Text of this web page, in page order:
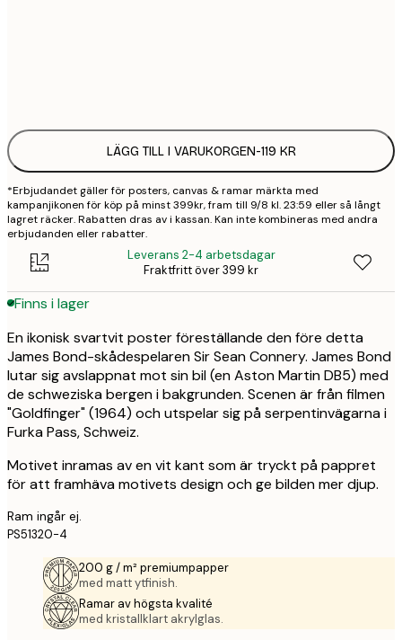
LÄGG TILL I VARUKORGEN-119 KR
*Erbjudandet gäller för posters, canvas & ramar märkta med
kampanjikonen för köp på minst 399kr, fram till 9/8 kl. 23:59 eller så långt
lagret räcker. Rabatten dras av i kassan. Kan inte kombineras med andra
erbjudanden eller rabatter.
Leverans 2-4 arbetsdagar
Fraktfritt över 399 kr
Finns i lager
En ikonisk svartvit poster föreställande den före detta
James Bond-skådespelaren Sir Sean Connery. James Bond
lutar sig avslappnat mot sin bil (en Aston Martin DB5) med
de schweziska bergen i bakgrunden. Scenen är från filmen
"Goldfinger" (1964) och utspelar sig på serpentinvägarna i
Furka Pass, Schweiz.
Motivet inramas av en vit kant som är tryckt på pappret
för att framhäva motivets design och ge bilden mer djup.
Ram ingår ej.
PS51320-4
200 g / m² premiumpapper
med matt ytfinish.
Ramar av högsta kvalité
med kristallklart akrylglas.